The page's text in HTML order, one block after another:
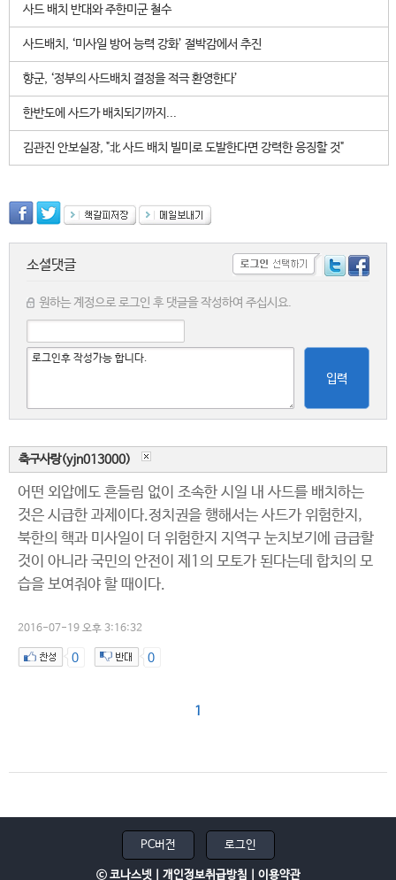
사드 배치 반대와 주한미군 철수
사드배치, ‘미사일 방어 능력 강화’ 절박감에서 추진
향군, ‘정부의 사드배치 결정을 적극 환영한다’
한반도에 사드가 배치되기까지...
김관진 안보실장, "北 사드 배치 빌미로 도발한다면 강력한 응징할 것"
소셜댓글
원하는 계정으로 로그인 후 댓글을 작성하여 주십시요.
입력
축구사랑(yjn013000)
어떤 외압에도 흔들림 없이 조속한 시일 내 사드를 배치하는
것은 시급한 과제이다.정치권을 행해서는 사드가 위험한지,
북한의 핵과 미사일이 더 위험한지 지역구 눈치보기에 급급할
것이 아니라 국민의 안전이 제1의 모토가 된다는데 합치의 모
습을 보여줘야 할 때이다.
2016-07-19 오후 3:16:32
0 0
1
PC버전 로그인
ⓒ 코나스넷 | 개인정보취급방침 이용약관